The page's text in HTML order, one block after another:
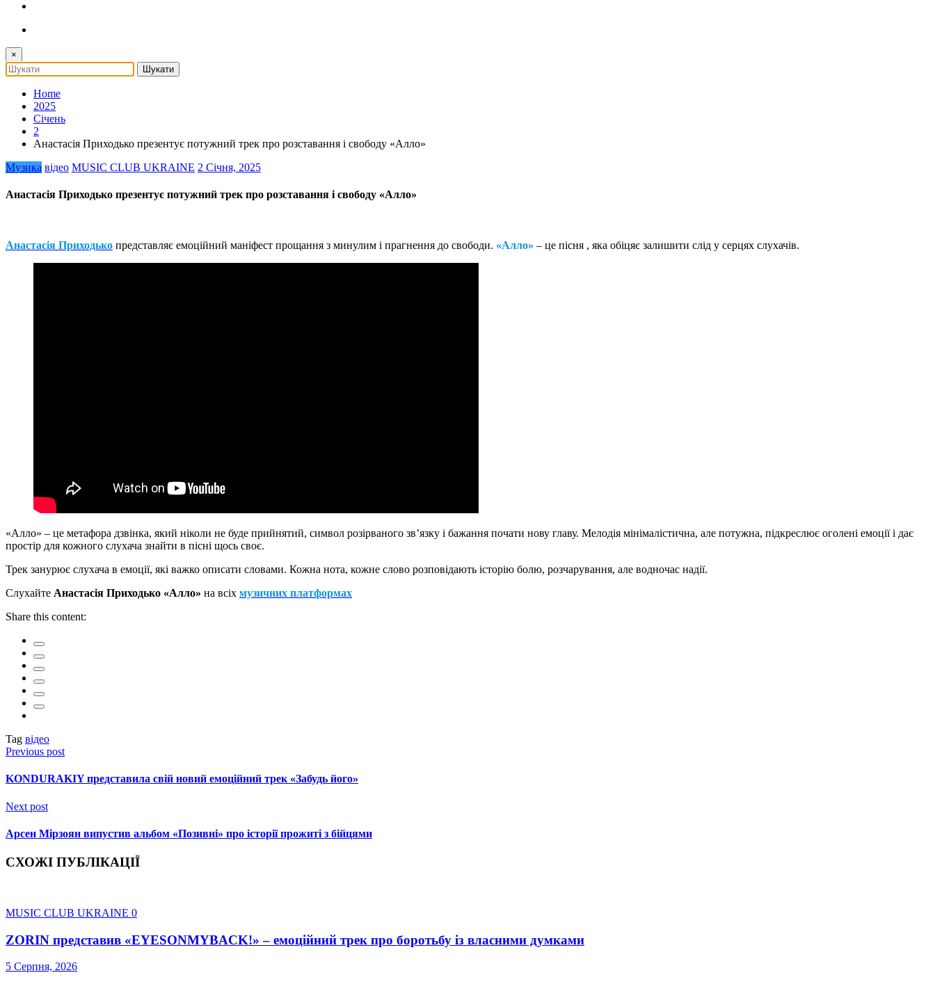
×
Home
2025
Січень
2
Анастасія Приходько презентує потужний трек про розставання і свободу «Алло»
Музика відео MUSIC CLUB UKRAINE 2 Січня, 2025
Анастасія Приходько презентує потужний трек про розставання і свободу «Алло»
Анастасія Приходько представляє емоційний маніфест прощання з минулим і прагнення до свободи. «Алло» – це пісня , яка обіцяє залишити слід у серцях слухачів.
«Алло» – це метафора дзвінка, який ніколи не буде прийнятий, символ розірваного зв’язку і бажання почати нову главу. Мелодія мінімалістична, але потужна, підкреслює оголені емоції і дає
простір для кожного слухача знайти в пісні щось своє.
Трек занурює слухача в емоції, які важко описати словами. Кожна нота, кожне слово розповідають історію болю, розчарування, але водночас надії.
Слухайте Анастасія Приходько «Алло» на всіх музичних платформах
Share this content:
Tag відео
Previous post
KONDURAKIY представила свій новий емоційний трек «Забудь його»
Next post
Арсен Мірзоян випустив альбом «Позивні» про історії прожиті з бійцями
СХОЖІ ПУБЛІКАЦІЇ
MUSIC CLUB UKRAINE 0
ZORIN представив «EYESONMYBACK!» – емоційний трек про боротьбу із власними думками
5 Серпня, 2026